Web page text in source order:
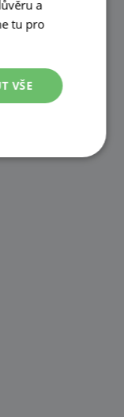
a
tu pro
VŠE